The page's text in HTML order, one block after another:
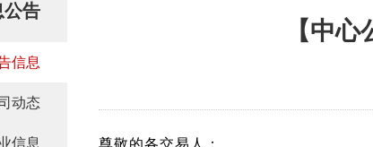
公告
信息
动态
信息
【中
尊敬的各交易人：